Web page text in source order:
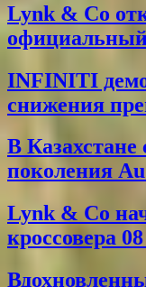
Lynk & Co
INFINITI
снижения
В Казахстане
поколения
Lynk & Co
кроссовера